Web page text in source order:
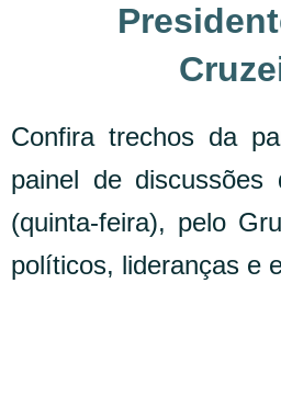
Confira trechos da
painel de
(quinta-feira), pelo
políticos, lideranças e